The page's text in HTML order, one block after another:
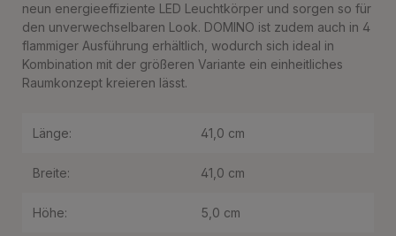
neun energieeffiziente LED Leuchtkörper und sorgen so für
den unverwechselbaren Look. DOMINO ist zudem auch in 4
flammiger Ausführung erhältlich, wodurch sich ideal in
Kombination mit der größeren Variante ein einheitliches
Raumkonzept kreieren lässt.
Länge: 41,0 cm
Breite: 41,0 cm
Höhe: 5,0 cm